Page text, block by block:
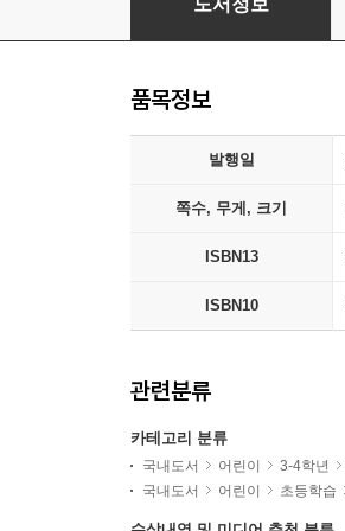
도서정보
품목정보
발행일
쪽수, 무게, 크기
ISBN13
ISBN10
관련분류
카테고리 분류
국내도서 어린이 3-4학년
국내도서
어린이 초등학습